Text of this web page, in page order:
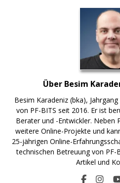
Über Besim
Besim Karadeniz (bka),
von PF-BITS seit 2016. Er ist
Berater und -Entwickler. Neben
weitere Online-Projekte und
25-jährigen Online-
technischen Betreuung von
Artikel und